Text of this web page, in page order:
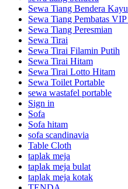
Sewa Tiang Bendera Kayu
Sewa Tiang Pembatas
Sewa Tiang Peresmian
Sewa Tirai
Sewa Tirai Filamin Putih
Sewa Tirai Hitam
Sewa Tirai Lotto Hitam
Sewa Toilet Portable
sewa wastafel portable
Sign in
Sofa
Sofa hitam
sofa scandinavia
Table Cloth
taplak meja
taplak meja bulat
taplak meja kotak